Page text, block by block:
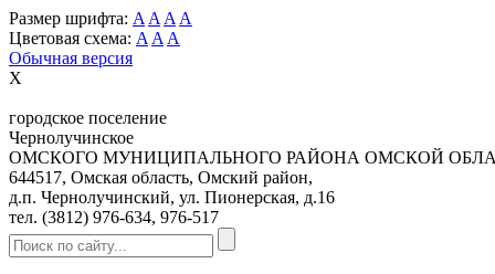
Размер шрифта: A A A A
Цветовая схема: A A A
Обычная версия
X
городское поселение
Чернолучинское
ОМСКОГО МУНИЦИПАЛЬНОГО РАЙОНА ОМСКОЙ
644517, Омская область, Омский район,
д.п. Чернолучинский, ул. Пионерская, д.16
тел. (3812) 976-634, 976-517